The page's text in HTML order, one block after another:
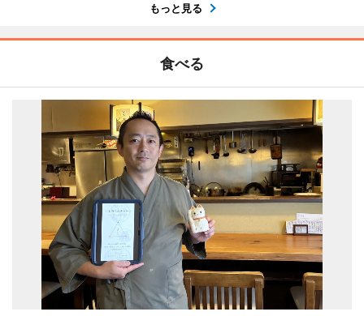
もっと見る
食べる